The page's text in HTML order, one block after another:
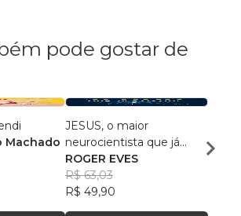
pode gostar de
Machado
JESUS, o maior
neurocientista que já
existiu!
ROGER EVES
R$ 63,03
R$ 49,90
R$